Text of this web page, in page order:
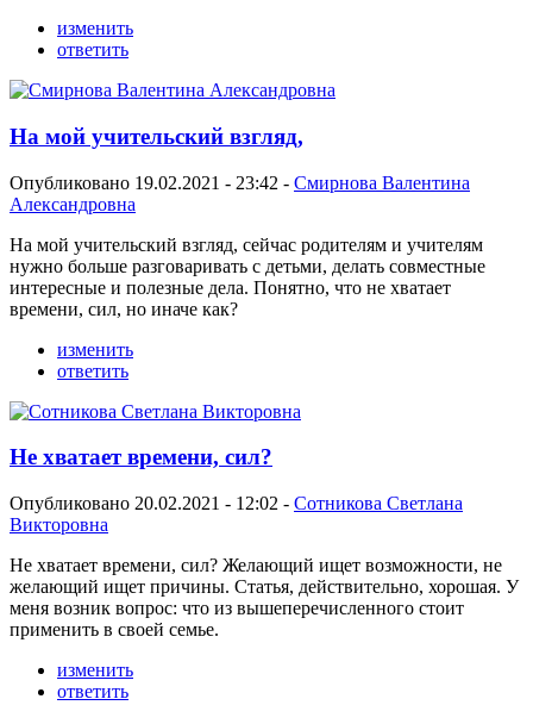
изменить
ответить
На мой учительский взгляд,
Опубликовано 19.02.2021 - 23:42 - Смирнова Валентина
Александровна
На мой учительский взгляд, сейчас родителям и учителям
нужно больше разговаривать с детьми, делать совместные
интересные и полезные дела. Понятно, что не хватает
времени, сил, но иначе как?
изменить
ответить
Не хватает времени, сил?
Опубликовано 20.02.2021 - 12:02 - Сотникова Светлана
Викторовна
Не хватает времени, сил? Желающий ищет возможности, не
желающий ищет причины. Статья, действительно, хорошая. У
меня возник вопрос: что из вышеперечисленного стоит
применить в своей семье.
изменить
ответить